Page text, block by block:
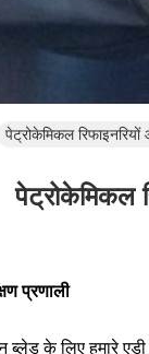
पेट्रोकेमिकल
पेट्रोकेमिकल
प्रणाली
ब्लेड के लिए हमारे